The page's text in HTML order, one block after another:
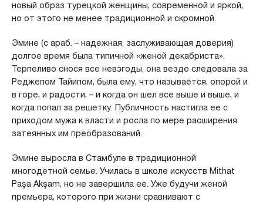
новый образ турецкой женщины, современной и яркой,
но от этого не менее традиционной и скромной.
Эмине (с араб. – надежная, заслуживающая доверия)
долгое время была типичной «женой декабриста».
Терпеливо снося все невзгоды, она везде следовала за
Реджепом Тайипом, была ему, что называется, опорой и
в горе, и радости, – и когда он шел все выше и выше, и
когда попал за решетку. Публичность настигла ее с
приходом мужа к власти и росла по мере расширения
затеянных им преобразований.
Эмине выросла в Стамбуле в традиционной
многодетной семье. Училась в школе искусств Mithat
Paşa Akşam, но не завершила ее. Уже будучи женой
премьера, которого при жизни сравнивают с